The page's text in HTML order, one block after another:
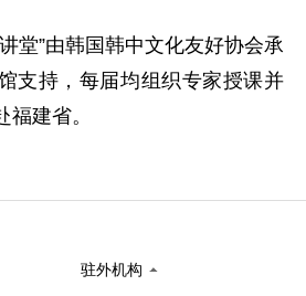
堂”由韩国韩中文化友好协会承
支持，每届均组织专家授课并
建省。
驻外机构